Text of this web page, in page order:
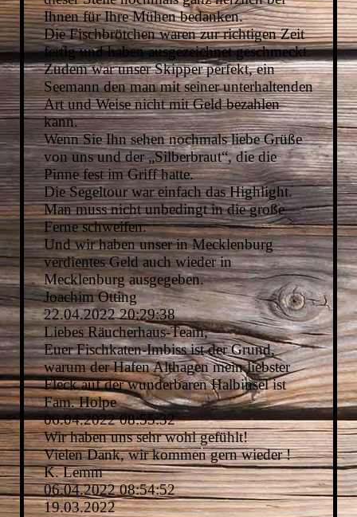
Ihnen für Ihre Mühen bedanken.
Die Fischbrötchen waren zur richtigen Zeit
fertig und haben ausgezeichnet geschmeckt.
Zudem war unser Skipper perfekt, ein
Seemann den man mit seiner unterhaltenden
Art und Weise nicht mit Geld bezahlen
kann.
Wenn Sie Ihn sehen nochmals liebe Grüße
von uns und der „Silberbraut“, die die
Pinne fest im Griff hatte.
Die Segeltour war einfach das Highlight.
Man muss nicht unbedingt in die große
Ferne schweifen.
Und wir haben unser in Mecklenburg
verdientes Geld auch wieder in
Mecklenburg ausgegeben.
Joachim Otting
22.04.2022 20:29:38
Liebes Räucherhaus-Team,
Euer Fischkaten-Imbiss ist der Grund,
warum der Hafen Althagen mein liebster
Fleck auf der wunderbaren Halbinsel ist
Fam. Holpe
06.04.2022 08:55:32
Wir haben uns sehr wohl gefühlt!
Vielen Dank, wir kommen gern wieder !
K. Lemm
06.04.2022 08:54:52
19.03.2022